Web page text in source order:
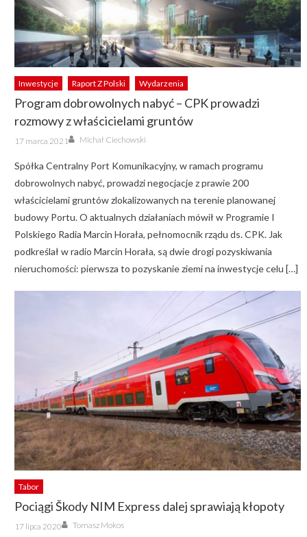
Inwestycje Raport Z Polski Wydarzenia
Program dobrowolnych nabyć – CPK prowadzi
rozmowy z właścicielami gruntów
Posted
on
17 marca 2021 Author
Michał Ciechowski
Spółka Centralny Port Komunikacyjny, w ramach programu
dobrowolnych nabyć, prowadzi negocjacje z prawie 200
właścicielami gruntów zlokalizowanych na terenie planowanej
budowy Portu. O aktualnych działaniach mówił w Programie I
Polskiego Radia Marcin Horała, pełnomocnik rządu ds. CPK. Jak
podkreślał w radio Marcin Horała, są dwie drogi pozyskiwania
nieruchomości: pierwsza to pozyskanie ziemi na inwestycje celu […]
Tabor
Pociągi Škody NIM Express dalej sprawiają kłopoty
Posted
on
17 lipca 2020 Author
Tomasz Mokos